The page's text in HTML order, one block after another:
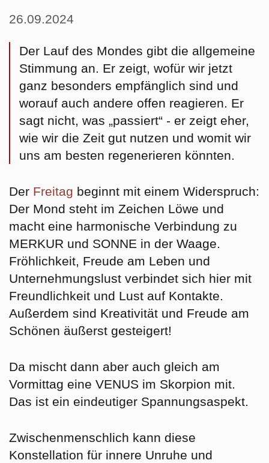
26.09.2024
Der Lauf des Mondes gibt die allgemeine
Stimmung an. Er zeigt, wofür wir jetzt
ganz besonders empfänglich sind und
worauf auch andere offen reagieren. Er
sagt nicht, was „passiert“ - er zeigt eher,
wie wir die Zeit gut nutzen und womit wir
uns am besten regenerieren könnten.
Der Freitag beginnt mit einem Widerspruch:
Der Mond steht im Zeichen Löwe und
macht eine harmonische Verbindung zu
MERKUR und SONNE in der Waage.
Fröhlichkeit, Freude am Leben und
Unternehmungslust verbindet sich hier mit
Freundlichkeit und Lust auf Kontakte.
Außerdem sind Kreativität und Freude am
Schönen äußerst gesteigert!
Da mischt dann aber auch gleich am
Vormittag eine VENUS im Skorpion mit.
Das ist ein eindeutiger Spannungsaspekt.
Zwischenmenschlich kann diese
Konstellation für innere Unruhe und